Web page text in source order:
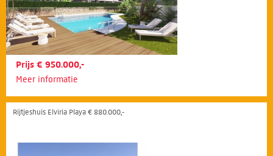
Prijs € 950.000,-
Meer informatie
Rijtjeshuis Elviria Playa € 880.000,-